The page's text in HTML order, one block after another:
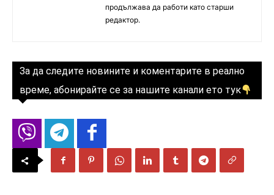
продължава да работи като старши
редактор.
За да следите новините и коментарите в реално
време, абонирайте се за нашите канали ето тук